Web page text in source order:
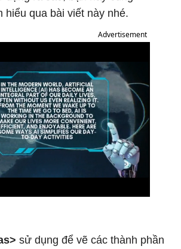
hiểu qua bài viết này nhé.
Advertisement
sử dụng để vẽ các thành phần